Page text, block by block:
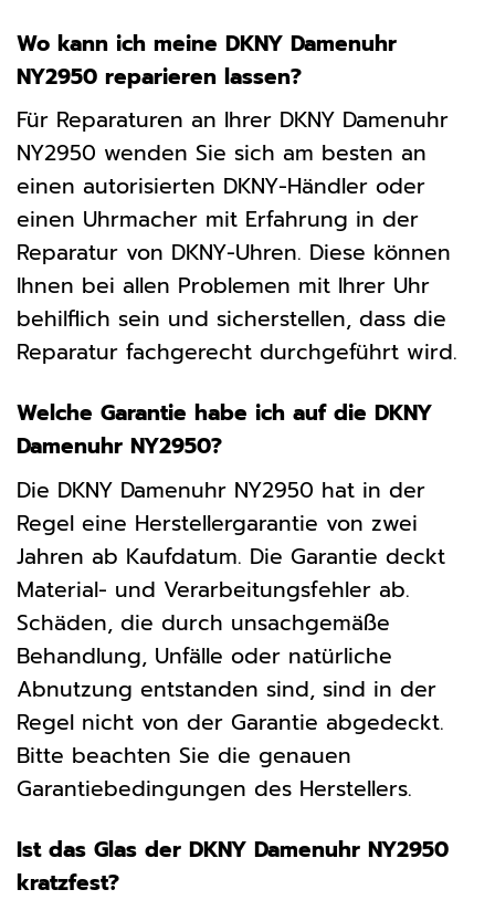
Wo kann ich meine DKNY Damenuhr
NY2950 reparieren lassen?
Für Reparaturen an Ihrer DKNY Damenuhr
NY2950 wenden Sie sich am besten an
einen autorisierten DKNY-Händler oder
einen Uhrmacher mit Erfahrung in der
Reparatur von DKNY-Uhren. Diese können
Ihnen bei allen Problemen mit Ihrer Uhr
behilflich sein und sicherstellen, dass die
Reparatur fachgerecht durchgeführt wird.
Welche Garantie habe ich auf die DKNY
Damenuhr NY2950?
Die DKNY Damenuhr NY2950 hat in der
Regel eine Herstellergarantie von zwei
Jahren ab Kaufdatum. Die Garantie deckt
Material- und Verarbeitungsfehler ab.
Schäden, die durch unsachgemäße
Behandlung, Unfälle oder natürliche
Abnutzung entstanden sind, sind in der
Regel nicht von der Garantie abgedeckt.
Bitte beachten Sie die genauen
Garantiebedingungen des Herstellers.
Ist das Glas der DKNY Damenuhr NY2950
kratzfest?